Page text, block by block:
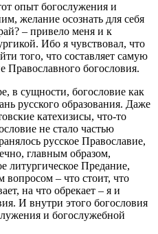
опыт богослужения и
желание осознать для себя
– привело меня и к
Ибо я чувствовал, что
того, что составляет самую
Православного богословия.
в сущности, богословие как
русского образования. Даже
катехизисы, что-то
не стало частью
русское Православие,
главным образом,
литургическое Предание,
вопросом – что стоит, что
на что обрекает – я и
И внутри этого богословия
и богослужебной